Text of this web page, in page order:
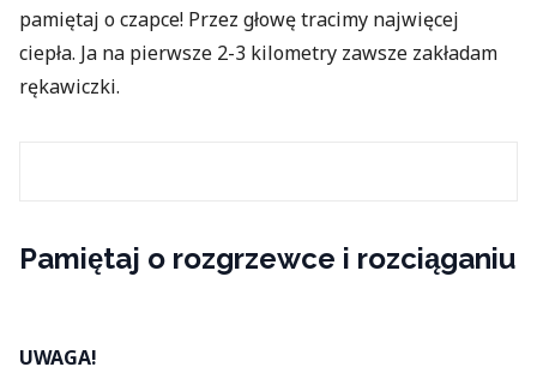
pamiętaj o czapce! Przez głowę tracimy najwięcej
ciepła. Ja na pierwsze 2-3 kilometry zawsze zakładam
rękawiczki.
Pamiętaj o rozgrzewce i rozciąganiu
UWAGA!